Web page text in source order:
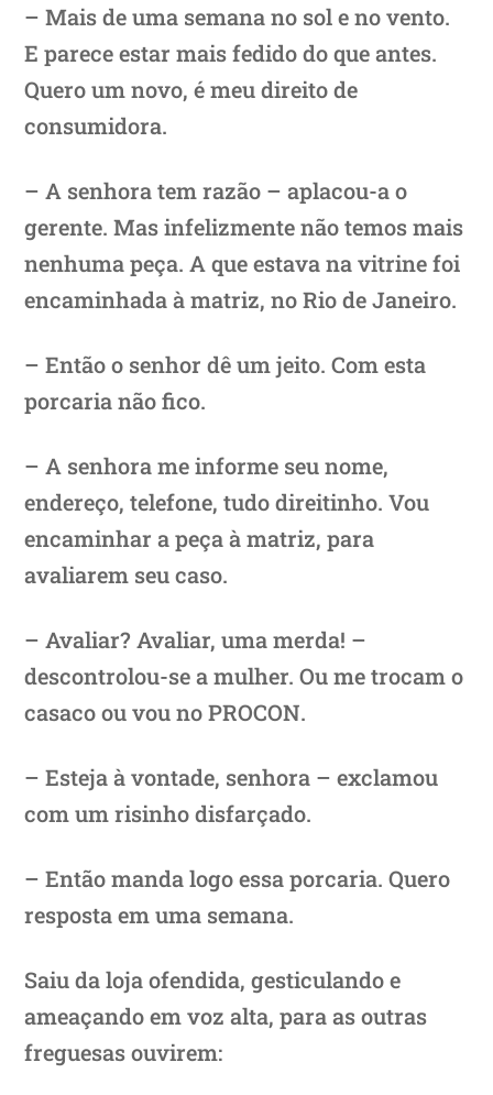
– Mais de uma semana no sol e no vento.
E parece estar mais fedido do que antes.
Quero um novo, é meu direito de
consumidora.
– A senhora tem razão – aplacou-a o
gerente. Mas infelizmente não temos mais
nenhuma peça. A que estava na vitrine foi
encaminhada à matriz, no Rio de Janeiro.
– Então o senhor dê um jeito. Com esta
porcaria não fico.
– A senhora me informe seu nome,
endereço, telefone, tudo direitinho. Vou
encaminhar a peça à matriz, para
avaliarem seu caso.
– Avaliar? Avaliar, uma merda! –
descontrolou-se a mulher. Ou me trocam o
casaco ou vou no PROCON.
– Esteja à vontade, senhora – exclamou
com um risinho disfarçado.
– Então manda logo essa porcaria. Quero
resposta em uma semana.
Saiu da loja ofendida, gesticulando e
ameaçando em voz alta, para as outras
freguesas ouvirem: